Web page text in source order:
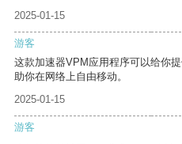
2025-01-15
游客
这款加速器VPM应用程序可以给你
助你在网络上自由移动。
2025-01-15
游客